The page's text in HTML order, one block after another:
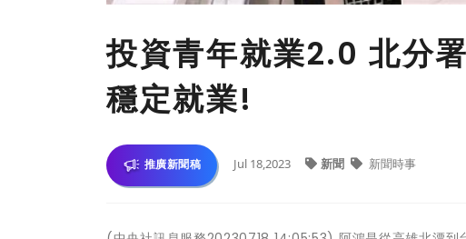
投資青年就業2.0 北分
穩定就業!
推廣新聞稿 Jul 18,2023 新聞 新聞時事